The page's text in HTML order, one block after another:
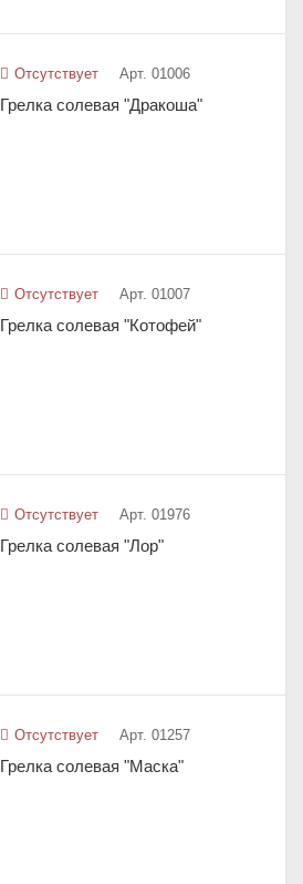
Отсутствует Арт. 01006
Грелка солевая "Дракоша"
Отсутствует Арт. 01007
Грелка солевая "Котофей"
Отсутствует Арт. 01976
Грелка солевая "Лор"
Отсутствует Арт. 01257
Грелка солевая "Маска"